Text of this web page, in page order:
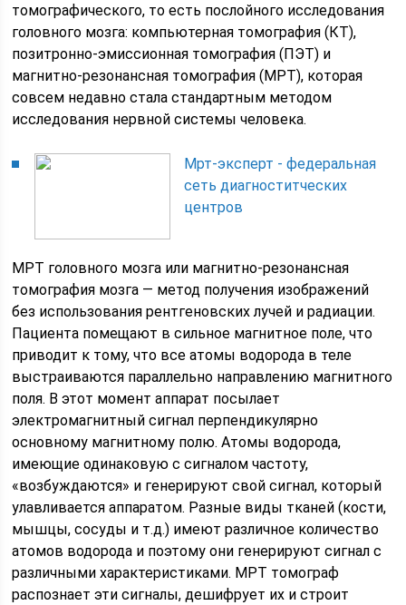
томографического, то есть послойного исследования
головного мозга: компьютерная томография (КТ),
позитронно-эмиссионная томография (ПЭТ) и
магнитно-резонансная томография (МРТ), которая
совсем недавно стала стандартным методом
исследования нервной системы человека.
Мрт-эксперт - федеральная
сеть диагноститческих
центров
МРТ головного мозга или магнитно-резонансная
томография мозга — метод получения изображений
без использования рентгеновских лучей и радиации.
Пациента помещают в сильное магнитное поле, что
приводит к тому, что все атомы водорода в теле
выстраиваются параллельно направлению магнитного
поля. В этот момент аппарат посылает
электромагнитный сигнал перпендикулярно
основному магнитному полю. Атомы водорода,
имеющие одинаковую с сигналом частоту,
«возбуждаются» и генерируют свой сигнал, который
улавливается аппаратом. Разные виды тканей (кости,
мышцы, сосуды и т.д.) имеют различное количество
атомов водорода и поэтому они генерируют сигнал с
различными характеристиками. МРТ томограф
распознает эти сигналы, дешифрует их и строит